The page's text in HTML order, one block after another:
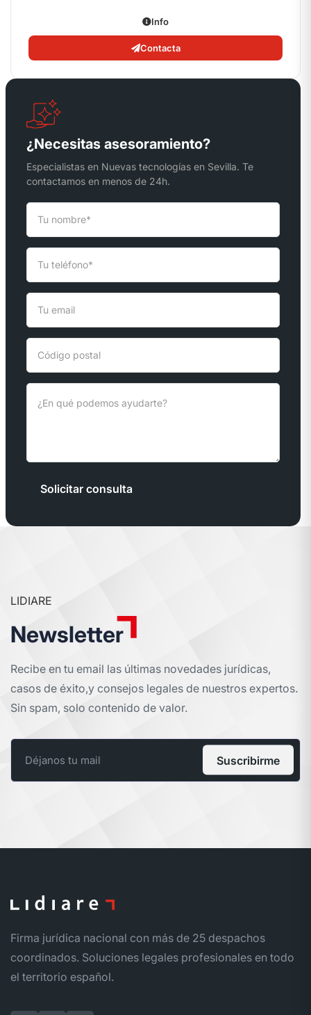
Info
Contacta
¿Necesitas asesoramiento?
Especialistas en Nuevas tecnologías en Sevilla. Te
contactamos en menos de 24h.
Solicitar consulta
LIDIARE
Newsletter
Recibe en tu email las últimas novedades jurídicas,
casos de éxito,y consejos legales de nuestros expertos.
Sin spam, solo contenido de valor.
Suscribirme
Firma jurídica nacional con más de 25 despachos
coordinados. Soluciones legales profesionales en todo
el territorio español.